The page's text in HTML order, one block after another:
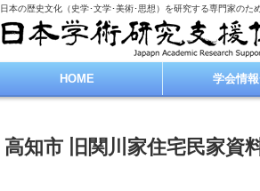
日本の歴史文化（史学･文学･美術･思想）を研究する専門家のた
HOME 学会情
高知市 旧関川家住宅民家資